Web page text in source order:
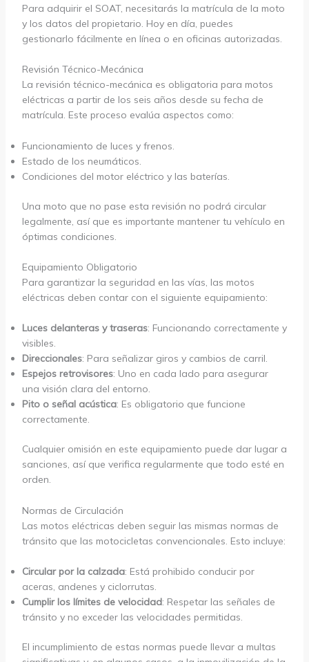
Para adquirir el SOAT, necesitarás la matrícula de la moto
y los datos del propietario. Hoy en día, puedes
gestionarlo fácilmente en línea o en oficinas autorizadas.
Revisión Técnico-Mecánica
La revisión técnico-mecánica es obligatoria para motos
eléctricas a partir de los seis años desde su fecha de
matrícula. Este proceso evalúa aspectos como:
Funcionamiento de luces y frenos.
Estado de los neumáticos.
Condiciones del motor eléctrico y las baterías.
Una moto que no pase esta revisión no podrá circular
legalmente, así que es importante mantener tu vehículo en
óptimas condiciones.
Equipamiento Obligatorio
Para garantizar la seguridad en las vías, las motos
eléctricas deben contar con el siguiente equipamiento:
Luces delanteras y traseras: Funcionando correctamente y
visibles.
Direccionales: Para señalizar giros y cambios de carril.
Espejos retrovisores: Uno en cada lado para asegurar
una visión clara del entorno.
Pito o señal acústica: Es obligatorio que funcione
correctamente.
Cualquier omisión en este equipamiento puede dar lugar a
sanciones, así que verifica regularmente que todo esté en
orden.
Normas de Circulación
Las motos eléctricas deben seguir las mismas normas de
tránsito que las motocicletas convencionales. Esto incluye:
Circular por la calzada: Está prohibido conducir por
aceras, andenes y ciclorrutas.
Cumplir los límites de velocidad: Respetar las señales de
tránsito y no exceder las velocidades permitidas.
El incumplimiento de estas normas puede llevar a multas